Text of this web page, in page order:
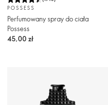
POSSESS
Perfumowany spray do ciała
Possess
45,00 zł